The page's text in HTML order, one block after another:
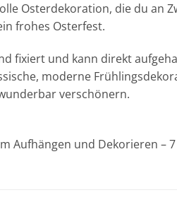
Osterdekoration, die du an
frohes Osterfest.
fixiert und kann direkt
moderne
verschönern.
Aufhängen und Dekorieren –